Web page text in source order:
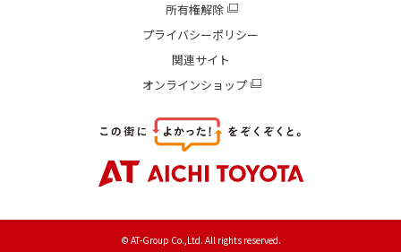
所有権解除
プライバシーポリシー
関連サイト
オンラインショップ
© AT-Group Co.,Ltd. All rights reserved.